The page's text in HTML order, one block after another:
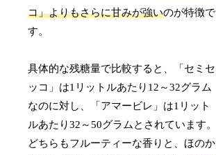
コ」よりもさらに甘みが強いのが特徴で
す。
具体的な残糖量で比較すると、「セミセ
ッコ」は1リットルあたり12～32グラム
なのに対し、「アマービレ」は1リット
ルあたり32～50グラムとされています。
どちらもフルーティーな香りと、ほのか